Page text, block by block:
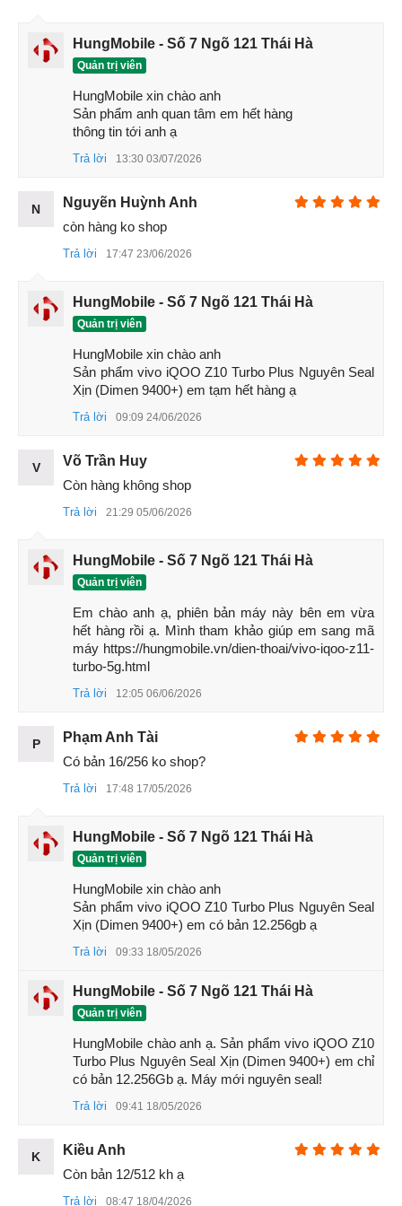
Thiết kế iQOO Z10 Turbo Plus mang phong cách cao cấp
với khung viền vuông, các góc bo mềm mại. Mặt lưng kính
212g, tạo cảm giác cầm đầm tay nhưng vẫn thoải mái khi sử
dụng lâu. Chuẩn IP65 bảo vệ tốt trước bụi và nước bắn nhẹ.
Một khách hàng tại HungMobile chia sẻ: “Tôi chọn bản
iQOO Z10 Turbo Plus màu Gold 16GB 512GB vì nhìn sang
1.2 Đánh giá màn hình/hiển thị iQOO Z10 Turbo
Màn hình AMOLED 6.78 inch 1.5K (1260x2800) trên iQOO
Z10 Turbo Plus cho chất lượng hiển thị sắc nét, tần số quét
game FPS. Độ sáng tối đa lên tới 5500 nits, công nghệ
PWM 4320Hz giúp giảm mỏi mắt khi sử dụng trong thời gian
HungMobile - Số 7 Ngõ 121 Thái Hà
Quản trị viên
HungMobile xin chào anh
Sản phẩm anh quan tâm em hết hàng
thông tin tới anh ạ
Trả lời 13:30 03/07/2026
N
Nguyẽn Huỳnh Anh
còn hàng ko shop
Trả lời 17:47 23/06/2026
HungMobile - Số 7 Ngõ 121 Thái Hà
Quản trị viên
HungMobile xin chào anh
Sản phẩm vivo iQOO Z10 Turbo Plus Nguyên Seal
Xịn (Dimen 9400+) em tạm hết hàng ạ
Trả lời 09:09 24/06/2026
V
Võ Trần Huy
Còn hàng không shop
Trả lời 21:29 05/06/2026
HungMobile - Số 7 Ngõ 121 Thái Hà
Quản trị viên
Em chào anh ạ, phiên bản máy này bên em vừa
hết hàng rồi ạ. Mình tham khảo giúp em sang mã
máy https://hungmobile.vn/dien-thoai/vivo-iqoo-z11-
turbo-5g.html
Trả lời 12:05 06/06/2026
P
Phạm Anh Tài
Có bản 16/256 ko shop?
Trả lời 17:48 17/05/2026
HungMobile - Số 7 Ngõ 121 Thái Hà
Quản trị viên
HungMobile xin chào anh
Sản phẩm vivo iQOO Z10 Turbo Plus Nguyên Seal
Xịn (Dimen 9400+) em có bản 12.256gb ạ
Trả lời 09:33 18/05/2026
HungMobile - Số 7 Ngõ 121 Thái Hà
Quản trị viên
HungMobile chào anh ạ. Sản phẩm vivo iQOO Z10
Turbo Plus Nguyên Seal Xịn (Dimen 9400+) em chỉ
có bản 12.256Gb ạ. Máy mới nguyên seal!
Trả lời 09:41 18/05/2026
K
Kiều Anh
Còn bản 12/512 kh ạ
Trả lời 08:47 18/04/2026